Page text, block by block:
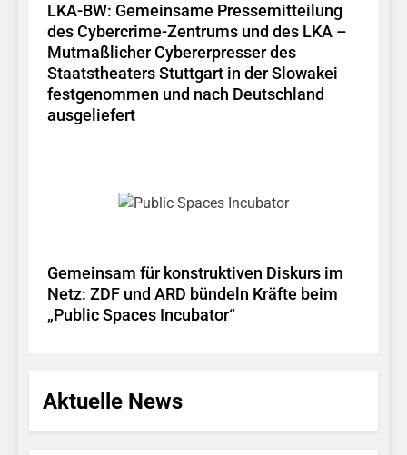
LKA-BW: Gemeinsame Pressemitteilung
des Cybercrime-Zentrums und des LKA –
Mutmaßlicher Cybererpresser des
Staatstheaters Stuttgart in der Slowakei
festgenommen und nach Deutschland
ausgeliefert
Gemeinsam für konstruktiven Diskurs im
Netz: ZDF und ARD bündeln Kräfte beim
„Public Spaces Incubator“
Aktuelle News